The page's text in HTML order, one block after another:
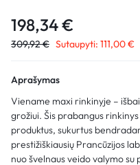
198,34€
309,92€ Sutaupyti: 111,00€
Aprašymas
Viename maxi rinkinyje –
grožiui. Šis prabangus
produktus, sukurtus
prestižiškiausių Prancūzijos
nuo švelnaus veido valymo